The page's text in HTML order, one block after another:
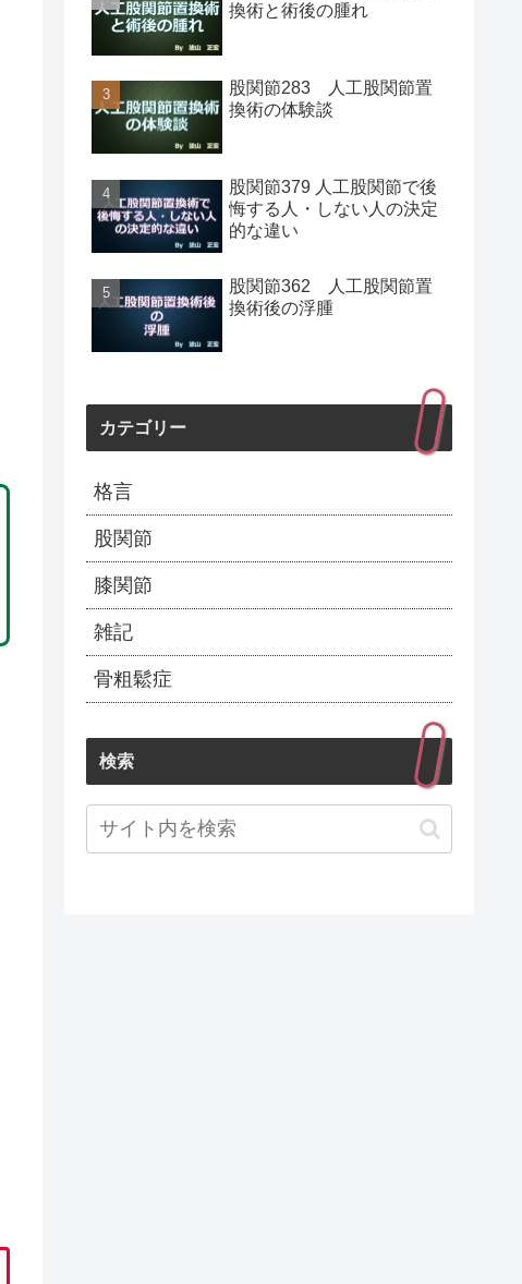
換術と術後の腫れ
股関節283 人工股関節置
換術の体験談
股関節379 人工股関節で後
悔する人・しない人の決定
的な違い
股関節362 人工股関節置
換術後の浮腫
カテゴリー
格言
股関節
膝関節
雑記
骨粗鬆症
検索